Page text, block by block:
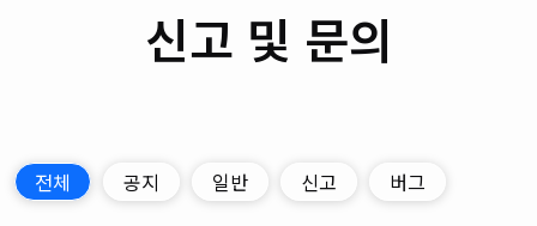
신고 및 문의
전체 공지 일반 신고 버그